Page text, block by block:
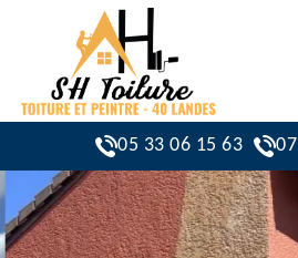
05 33 06 15 63